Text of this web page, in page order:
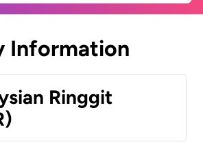
Information
Ringgit